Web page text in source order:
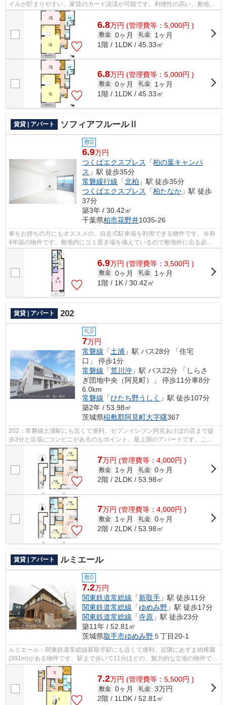
イルが貯まりやすい。家賃のカード決済が可能です。利便性の高い、敷地内
ゴミ置き場が付いています。物件を選...
6.8万円 (管理費等：5,000円 )
敷金 0ヶ月 礼金
1ヶ月
1階 / 1LDK / 45.33㎡
6.8万円 (管理費等：5,000円 )
敷金 0ヶ月 礼金
1ヶ月
1階 / 1LDK / 45.33㎡
賃貸 | アパート ソフィアフルールⅡ
敷0
6.9万円
つくばエクスプレス
「柏の葉キャンパ
ス 」駅 徒歩35分
常磐緩行線 「北柏 」駅 徒歩35分
つくばエクスプレス
「柏たなか 」駅 徒歩
37分
築3年 / 30.42㎡
千葉県柏市花野井1035-26
車をお持ちの方にもオススメの、自走式駐車場を利用できる物件です。令和
4年築の物件です。敷地内にゴミ置き場を備えているので敷地外に出る必要
が無く、短時間でサッとゴミ出しを終え...
6.9万円 (管理費等：3,500円 )
敷金 0ヶ月 礼金
1ヶ月
1階 / 1K / 30.42㎡
賃貸 | アパート 202
礼0
7万円
常磐線 「土浦 」駅 バス28分 「住宅
口」 停歩1分
常磐線 「荒川沖 」駅 バス22分 「しらさ
ぎ団地中央（阿見町）」 停歩11分車8分
6.0km
常磐線 「ひたち野うしく
」駅 徒歩107分
築2年 / 53.98㎡
茨城県稲敷郡阿見町大字曙367
202：常磐線土浦駅にも近くて便利。セブンイレブン阿見あけぼの店まで徒
歩3分と近場にコンビニがあるのもポイント。最上階のアパートです。こち
らの物件はアパートです。ココ常磐線土...
7万円 (管理費等：4,000円 )
敷金 1ヶ月 礼金 0ヶ月
2階 / 2LDK / 53.98㎡
7万円 (管理費等：4,000円 )
敷金 1ヶ月 礼金 0ヶ月
2階 / 2LDK / 53.98㎡
賃貸 | アパート ルミエール
敷0
7.2万円
関東鉄道常総線 「新取手 」駅 徒歩11分
関東鉄道常総線 「ゆめみ野 」駅 徒歩17分
関東鉄道常総線 「寺原 」駅 徒歩23分
築11年 / 52.81㎡
茨城県取手市ゆめみ野５丁目20-1
ルミエール：関東鉄道常総線新取手駅にも近くて便利。近隣にあずま幼稚園
(391m)がある物件です。駅まで歩いて11分ほどの、魅力的な立地の物件で
す。敷地内にゴミ置き場を備えているの...
7.2万円 (管理費等：5,500円 )
敷金 0ヶ月 礼金 3万円
2階 / 1LDK / 52.81㎡